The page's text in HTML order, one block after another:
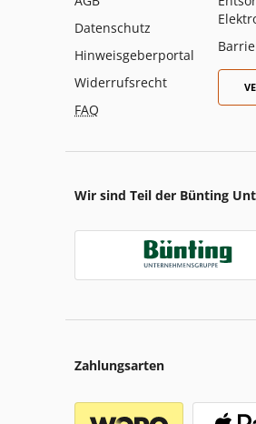
Datenschutz
Hinweisgeberportal
Widerrufsrecht
FAQ
Wir sind Teil der Bünting
Zahlungsarten